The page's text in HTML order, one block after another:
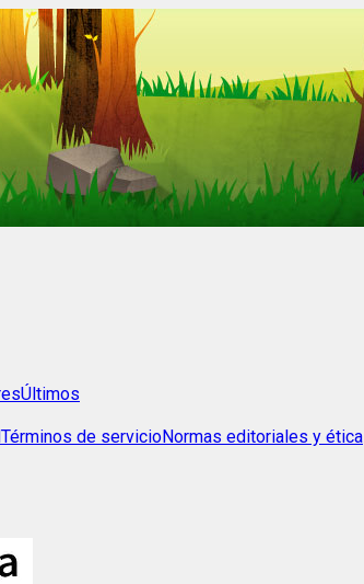
Últimos
Términos de servicioNormas editoriales y ética